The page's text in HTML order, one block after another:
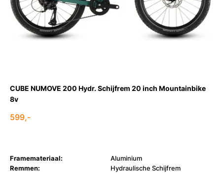
CUBE NUMOVE 200 Hydr. Schijfrem 20 inch Mountainbike
8v
599,-
Framemateriaal:
Aluminium
Remmen:
Hydraulische Schijfrem